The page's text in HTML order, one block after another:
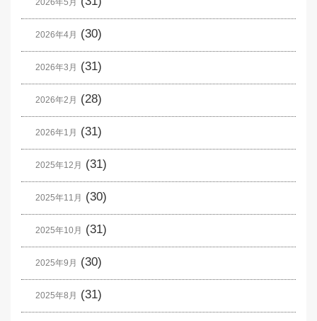
2026年5月
2026年4月 (30)
2026年3月 (31)
2026年2月 (28)
2026年1月 (31)
2025年12月 (31)
2025年11月 (30)
2025年10月 (31)
2025年9月 (30)
2025年8月 (31)